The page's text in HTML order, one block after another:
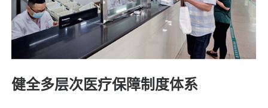
健全多层次医疗保障制度体系